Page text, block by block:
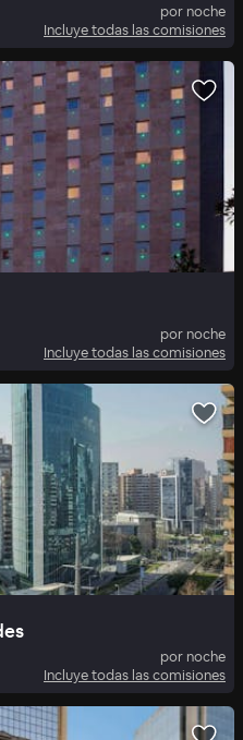
por noche
Incluye todas las comisiones
por noche
Incluye todas las comisiones
por noche
Incluye todas las comisiones